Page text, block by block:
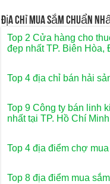
Địa Chỉ Mua Sắm Chuẩn
Top 2 Cửa hàng cho
đẹp nhất TP. Biên Hòa,
Top 4 địa chỉ bán hải
Top 9 Công ty bán linh
nhất tại TP. Hồ Chí Minh
Top 4 địa điểm chợ
Top 8 địa điểm mua